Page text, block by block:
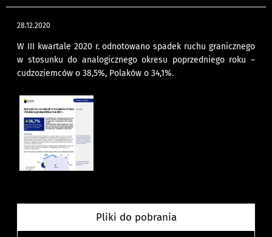
28.12.2020
W III kwartale 2020 r. odnotowano spadek ruchu granicznego
w stosunku do analogicznego okresu poprzedniego roku –
cudzoziemców o 38,5%, Polaków o 34,1%.
Pliki do pobrania